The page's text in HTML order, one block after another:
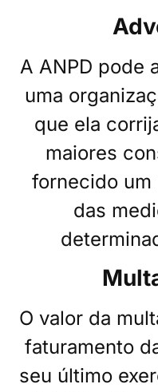
A ANPD pode
uma
que ela
maiores
fornecido um
das
O valor da
faturamento
seu último